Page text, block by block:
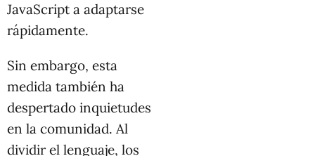
JavaScript a adaptarse
rápidamente.
Sin embargo, esta
medida también ha
despertado inquietudes
en la comunidad. Al
dividir el lenguaje, los